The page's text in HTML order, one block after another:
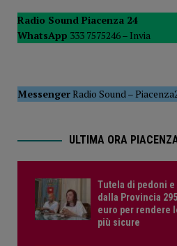
POLITICA
[ 5 Agosto 2026 ]
Radio Sound Piacenza 24
WhatsApp 333 7575246 – Invia
MessengerRadio Sound–
ULTIMA ORA
Tutela di pedoni
dalla Provincia
euro per rendere
più sicure